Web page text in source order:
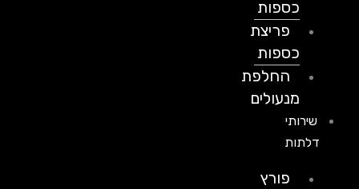
כספות
פריצת
כספות
החלפת
מנעולים
שירותי
דלתות
פורץ